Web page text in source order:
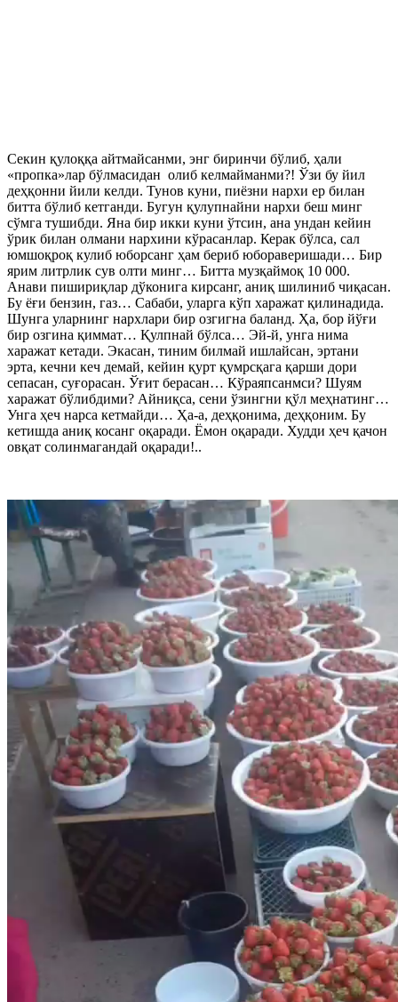
Секин қулоққа айтмайсанми, энг биринчи бўлиб, ҳали
«пропка»лар бўлмасидан олиб келмайманми?! Ўзи бу йил
деҳқонни йили келди. Тунов куни, пиёзни нархи ер билан
битта бўлиб кетганди. Бугун қулупнайни нархи беш минг
сўмга тушибди. Яна бир икки куни ўтсин, ана ундан кейин
ўрик билан олмани нархини кўрасанлар. Керак бўлса, сал
юмшоқроқ кулиб юборсанг ҳам бериб юбораверишади… Бир
ярим литрлик сув олти минг… Битта музқаймоқ 10 000.
Анави пишириқлар дўконига кирсанг, аниқ шилиниб чиқасан.
Бу ёғи бензин, газ… Сабаби, уларга кўп харажат қилинадида.
Шунга уларнинг нархлари бир озгигна баланд. Ҳа, бор йўғи
бир озгина қиммат… Қулпнай бўлса… Эй-й, унга нима
харажат кетади. Экасан, тиним билмай ишлайсан, эртани
эрта, кечни кеч демай, кейин қурт қумрсқага қарши дори
сепасан, суғорасан. Ўғит берасан… Кўраяпсанмси? Шуям
харажат бўлибдими? Айниқса, сени ўзингни қўл меҳнатинг…
Унга ҳеч нарса кетмайди… Ҳа-а, деҳқонима, деҳқоним. Бу
кетишда аниқ косанг оқаради. Ёмон оқаради. Худди ҳеч қачон
овқат солинмагандай оқаради!..